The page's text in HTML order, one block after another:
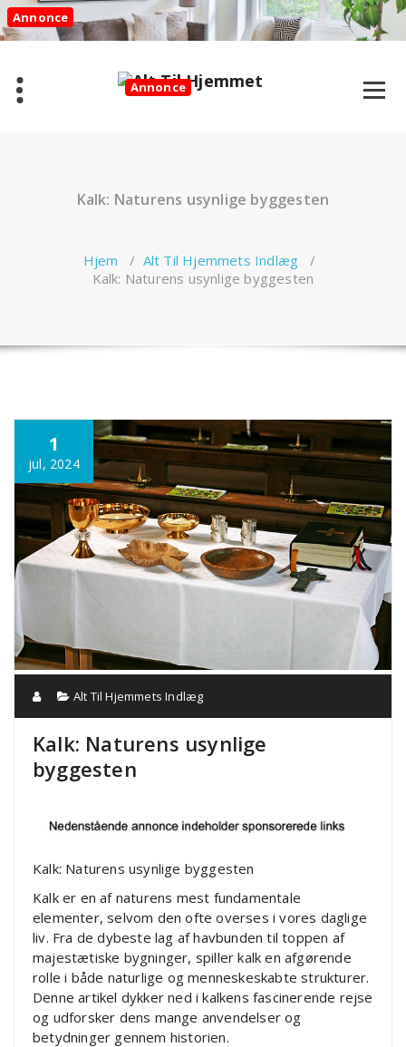
Videre
til
indhold
Annonce
Annonce
Kalk: Naturens usynlige byggesten
Hjem / Alt Til Hjemmets Indlæg /
Kalk: Naturens usynlige byggesten
1
jul, 2024
Annonce
Alt Til Hjemmets Indlæg
Kalk: Naturens usynlige
byggesten
Kalk: Naturens usynlige byggesten
Kalk er en af naturens mest fundamentale
elementer, selvom den ofte overses i vores daglige
liv. Fra de dybeste lag af havbunden til toppen af
majestætiske bygninger, spiller kalk en afgørende
rolle i både naturlige og menneskeskabte strukturer.
Denne artikel dykker ned i kalkens fascinerende rejse
og udforsker dens mange anvendelser og
betydninger gennem historien.